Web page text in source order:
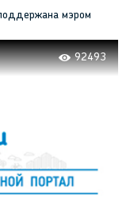
мэром
92493